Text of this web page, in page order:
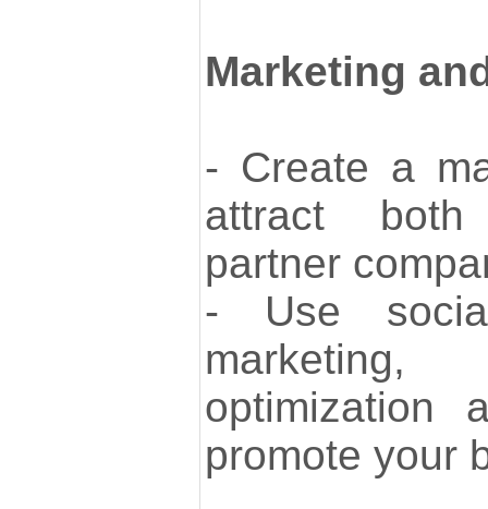
Marketing
- Create a
attract
partner
- Use
optimization
promote your